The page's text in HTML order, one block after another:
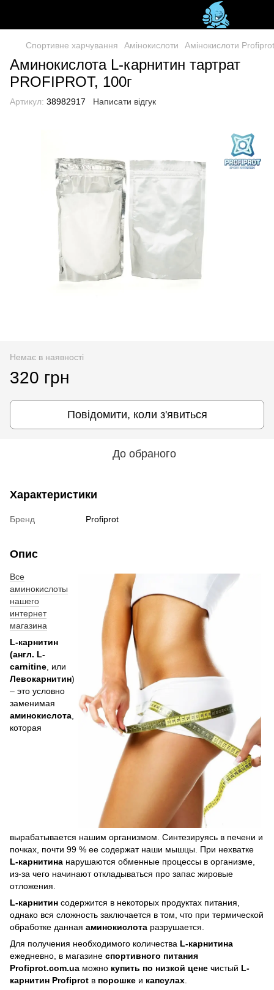
Спортивне харчування Амінокислоти Амінокислоти Profiprot
Аминокислота L-карнитин тартрат
PROFIPROT, 100г
Артикул: 38982917 Написати відгук
Немає в наявності
320 грн
Повідомити, коли з'явиться
До обраного
Характеристики
Бренд Profiprot
Опис
Все
аминокислоты
нашего
интернет
магазина
L-карнитин
(англ. L-
carnitine , или
Левокарнитин)
– это условно
заменимая
аминокислота
которая
вырабатывается нашим организмом. Синтезируясь в печени и
почках, почти 99 % ее содержат наши мышцы. При нехватке
L-карнитина нарушаются обменные процессы в организме,
из-за чего начинают откладываться про запас жировые
отложения.
L-карнитин содержится в некоторых продуктах питания,
однако вся сложность заключается в том, что при термической
обработке данная аминокислота разрушается.
Для получения необходимого количества L-карнитина
ежедневно, в магазине спортивного питания
Profiprot.com.ua можно купить по низкой цене чистый L-
карнитин Profiprot в порошке и капсулах